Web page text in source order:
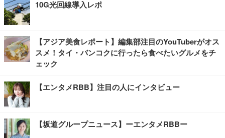
10G光回線導入レポ
【アジア美食レポート】編集部注目のYouTuberがオス
スメ！タイ・バンコクに行ったら食べたいグルメをチ
ェック
【エンタメRBB】注目の人にインタビュー
【坂道グループニュース】ーエンタメRBBー